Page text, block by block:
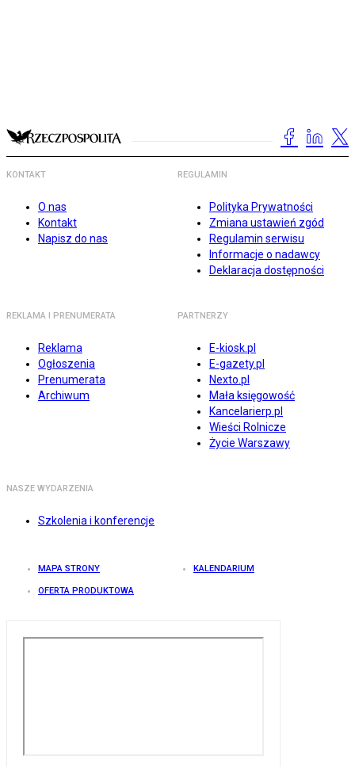
KONTAKT
O nas
Kontakt
Napisz do nas
REGULAMIN
Polityka Prywatności
Zmiana ustawień zgód
Regulamin serwisu
Informacje o nadawcy
Deklaracja dostępności
REKLAMA I PRENUMERATA
Reklama
Ogłoszenia
Prenumerata
Archiwum
PARTNERZY
E-kiosk.pl
E-gazety.pl
Nexto.pl
Mała księgowość
Kancelarierp.pl
Wieści Rolnicze
Życie Warszawy
NASZE WYDARZENIA
Szkolenia i konferencje
MAPA STRONY KALENDARIUM
OFERTA PRODUKTOWA